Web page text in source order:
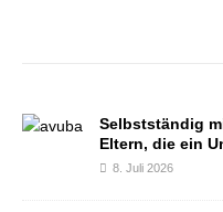
Selbstständig
Eltern, die ein
8. Juli 2026